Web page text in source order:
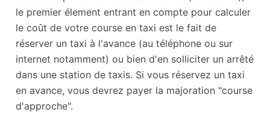
le premier élement entrant en compte pour calculer
le coût de votre course en taxi est le fait de
réserver un taxi à l'avance (au téléphone ou sur
internet notamment) ou bien d'en solliciter un arrêté
dans une station de taxis. Si vous réservez un taxi
en avance, vous devrez payer la majoration "course
d'approche".